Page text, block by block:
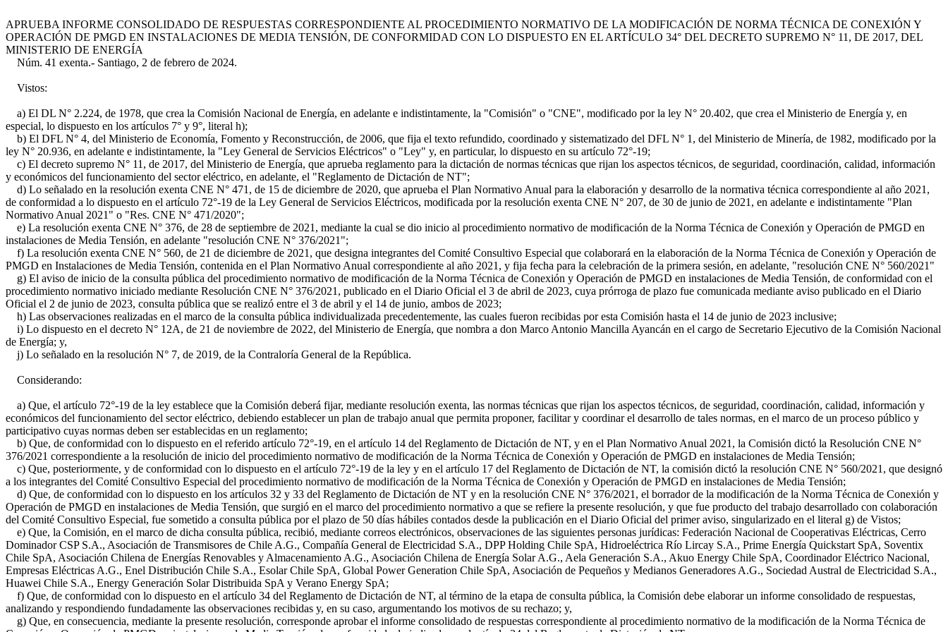
APRUEBA INFORME CONSOLIDADO DE RESPUESTAS CORRESPONDIENTE AL PROCEDIMIENTO NORMATIVO DE LA MODIFICACIÓN DE NORMA TÉCNICA DE CONEXIÓN Y
OPERACIÓN DE PMGD EN INSTALACIONES DE MEDIA TENSIÓN, DE CONFORMIDAD CON LO DISPUESTO EN EL ARTÍCULO 34° DEL DECRETO SUPREMO N° 11, DE 2017, DEL
MINISTERIO DE ENERGÍA
Núm. 41 exenta.- Santiago, 2 de febrero de 2024.
Vistos:
a) El DL N° 2.224, de 1978, que crea la Comisión Nacional de Energía, en adelante e indistintamente, la "Comisión" o "CNE", modificado por la ley N° 20.402, que crea el Ministerio de Energía y, en
especial, lo dispuesto en los artículos 7° y 9°, literal h);
b) El DFL N° 4, del Ministerio de Economía, Fomento y Reconstrucción, de 2006, que fija el texto refundido, coordinado y sistematizado del DFL N° 1, del Ministerio de Minería, de 1982, modificado por la
ley N° 20.936, en adelante e indistintamente, la "Ley General de Servicios Eléctricos" o "Ley" y, en particular, lo dispuesto en su artículo 72°-19;
c) El decreto supremo N° 11, de 2017, del Ministerio de Energía, que aprueba reglamento para la dictación de normas técnicas que rijan los aspectos técnicos, de seguridad, coordinación, calidad, información
y económicos del funcionamiento del sector eléctrico, en adelante, el "Reglamento de Dictación de NT";
d) Lo señalado en la resolución exenta CNE N° 471, de 15 de diciembre de 2020, que aprueba el Plan Normativo Anual para la elaboración y desarrollo de la normativa técnica correspondiente al año 2021,
de conformidad a lo dispuesto en el artículo 72°-19 de la Ley General de Servicios Eléctricos, modificada por la resolución exenta CNE N° 207, de 30 de junio de 2021, en adelante e indistintamente "Plan
Normativo Anual 2021" o "Res. CNE N° 471/2020";
e) La resolución exenta CNE N° 376, de 28 de septiembre de 2021, mediante la cual se dio inicio al procedimiento normativo de modificación de la Norma Técnica de Conexión y Operación de PMGD en
instalaciones de Media Tensión, en adelante "resolución CNE N° 376/2021";
f) La resolución exenta CNE N° 560, de 21 de diciembre de 2021, que designa integrantes del Comité Consultivo Especial que colaborará en la elaboración de la Norma Técnica de Conexión y Operación de
PMGD en Instalaciones de Media Tensión, contenida en el Plan Normativo Anual correspondiente al año 2021, y fija fecha para la celebración de la primera sesión, en adelante, "resolución CNE N° 560/2021"
g) El aviso de inicio de la consulta pública del procedimiento normativo de modificación de la Norma Técnica de Conexión y Operación de PMGD en instalaciones de Media Tensión, de conformidad con el
procedimiento normativo iniciado mediante Resolución CNE N° 376/2021, publicado en el Diario Oficial el 3 de abril de 2023, cuya prórroga de plazo fue comunicada mediante aviso publicado en el Diario
Oficial el 2 de junio de 2023, consulta pública que se realizó entre el 3 de abril y el 14 de junio, ambos de 2023;
h) Las observaciones realizadas en el marco de la consulta pública individualizada precedentemente, las cuales fueron recibidas por esta Comisión hasta el 14 de junio de 2023 inclusive;
i) Lo dispuesto en el decreto N° 12A, de 21 de noviembre de 2022, del Ministerio de Energía, que nombra a don Marco Antonio Mancilla Ayancán en el cargo de Secretario Ejecutivo de la Comisión Nacional
de Energía; y,
j) Lo señalado en la resolución N° 7, de 2019, de la Contraloría General de la República.
Considerando:
a) Que, el artículo 72°-19 de la ley establece que la Comisión deberá fijar, mediante resolución exenta, las normas técnicas que rijan los aspectos técnicos, de seguridad, coordinación, calidad, información y
económicos del funcionamiento del sector eléctrico, debiendo establecer un plan de trabajo anual que permita proponer, facilitar y coordinar el desarrollo de tales normas, en el marco de un proceso público y
participativo cuyas normas deben ser establecidas en un reglamento;
b) Que, de conformidad con lo dispuesto en el referido artículo 72°-19, en el artículo 14 del Reglamento de Dictación de NT, y en el Plan Normativo Anual 2021, la Comisión dictó la Resolución CNE N°
376/2021 correspondiente a la resolución de inicio del procedimiento normativo de modificación de la Norma Técnica de Conexión y Operación de PMGD en instalaciones de Media Tensión;
c) Que, posteriormente, y de conformidad con lo dispuesto en el artículo 72°-19 de la ley y en el artículo 17 del Reglamento de Dictación de NT, la comisión dictó la resolución CNE N° 560/2021, que designó
a los integrantes del Comité Consultivo Especial del procedimiento normativo de modificación de la Norma Técnica de Conexión y Operación de PMGD en instalaciones de Media Tensión;
d) Que, de conformidad con lo dispuesto en los artículos 32 y 33 del Reglamento de Dictación de NT y en la resolución CNE N° 376/2021, el borrador de la modificación de la Norma Técnica de Conexión y
Operación de PMGD en instalaciones de Media Tensión, que surgió en el marco del procedimiento normativo a que se refiere la presente resolución, y que fue producto del trabajo desarrollado con colaboración
del Comité Consultivo Especial, fue sometido a consulta pública por el plazo de 50 días hábiles contados desde la publicación en el Diario Oficial del primer aviso, singularizado en el literal g) de Vistos;
e) Que, la Comisión, en el marco de dicha consulta pública, recibió, mediante correos electrónicos, observaciones de las siguientes personas jurídicas: Federación Nacional de Cooperativas Eléctricas, Cerro
Dominador CSP S.A., Asociación de Transmisores de Chile A.G., Compañía General de Electricidad S.A., DPP Holding Chile SpA, Hidroeléctrica Río Lircay S.A., Prime Energía Quickstart SpA, Soventix
Chile SpA, Asociación Chilena de Energías Renovables y Almacenamiento A.G., Asociación Chilena de Energía Solar A.G., Aela Generación S.A., Akuo Energy Chile SpA, Coordinador Eléctrico Nacional,
Empresas Eléctricas A.G., Enel Distribución Chile S.A., Esolar Chile SpA, Global Power Generation Chile SpA, Asociación de Pequeños y Medianos Generadores A.G., Sociedad Austral de Electricidad S.A.,
Huawei Chile S.A., Energy Generación Solar Distribuida SpA y Verano Energy SpA;
f) Que, de conformidad con lo dispuesto en el artículo 34 del Reglamento de Dictación de NT, al término de la etapa de consulta pública, la Comisión debe elaborar un informe consolidado de respuestas,
analizando y respondiendo fundadamente las observaciones recibidas y, en su caso, argumentando los motivos de su rechazo; y,
g) Que, en consecuencia, mediante la presente resolución, corresponde aprobar el informe consolidado de respuestas correspondiente al procedimiento normativo de la modificación de la Norma Técnica de